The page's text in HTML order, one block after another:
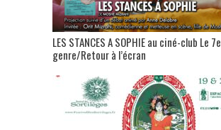
LES STANCES A SOPHIE au ciné-club Le 7e
genre/Retour à l’écran